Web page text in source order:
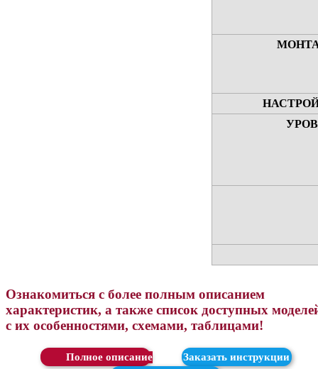
Ознакомиться с более полным описанием
характеристик, а также список доступных
с их особенностями, схемами, таблицами!
Скачать
Заказать инструкции